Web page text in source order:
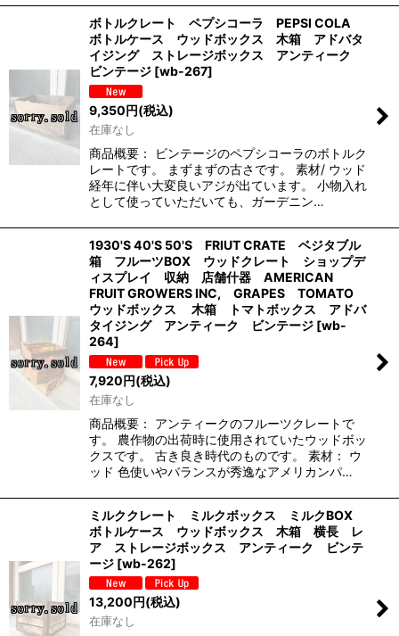
ボトルクレート ペプシコーラ PEPSI COLA
ボトルケース ウッドボックス 木箱 アドバタ
イジング ストレージボックス アンティーク
ビンテージ [wb-267]
9,350円(税込)
在庫なし
商品概要： ビンテージのペプシコーラのボトルク
レートです。 まずまずの古さです。 素材/ ウッド
経年に伴い大変良いアジが出ています。 小物入れ
として使っていただいても、ガーデニン…
1930'S 40'S 50'S FRIUT CRATE ベジタブル
箱 フルーツBOX ウッドクレート ショップデ
ィスプレイ 収納 店舗什器 AMERICAN
FRUIT GROWERS INC, GRAPES TOMATO
ウッドボックス 木箱 トマトボックス アドバ
タイジング アンティーク ビンテージ [wb-
264]
7,920円(税込)
在庫なし
商品概要： アンティークのフルーツクレートで
す。 農作物の出荷時に使用されていたウッドボッ
クスです。 古き良き時代のものです。 素材： ウ
ッド 色使いやバランスが秀逸なアメリカンパ…
ミルククレート ミルクボックス ミルクBOX
ボトルケース ウッドボックス 木箱 横長 レ
ア ストレージボックス アンティーク ビンテ
ージ [wb-262]
13,200 円(税込)
在庫なし